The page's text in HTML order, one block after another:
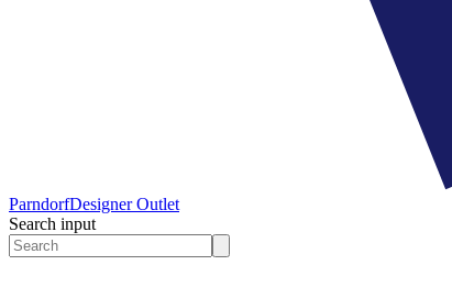
ParndorfDesigner Outlet
Search input